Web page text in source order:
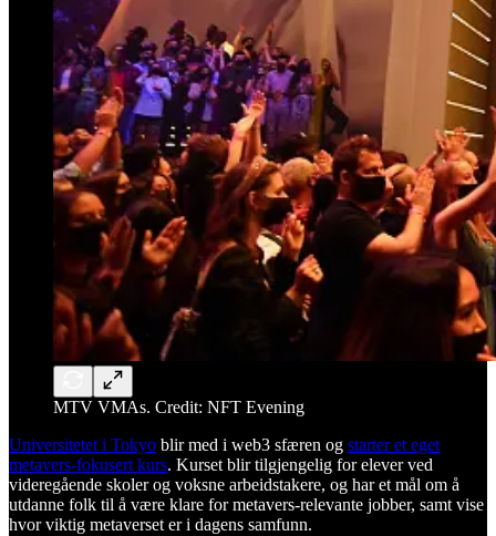
MTV VMAs. Credit: NFT Evening
Universitetet i Tokyo blir med i web3 sfæren og starter et eget
metavers-fokusert kurs. Kurset blir tilgjengelig for elever ved
videregående skoler og voksne arbeidstakere, og har et mål om å
utdanne folk til å være klare for metavers-relevante jobber, samt vise
hvor viktig metaverset er i dagens samfunn.